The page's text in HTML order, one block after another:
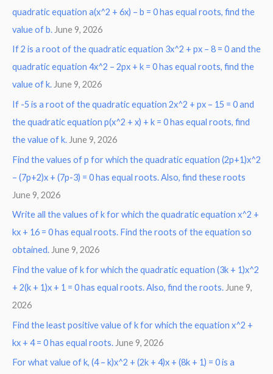
r
:
quadratic equation a(x^2 + 6x) – b = 0 has equal roots, find the
value of b. June 9, 2026
If 2 is a root of the quadratic equation 3x^2 + px – 8 = 0 and the
quadratic equation 4x^2 – 2px + k = 0 has equal roots, find the
value of k. June 9, 2026
If -5 is a root of the quadratic equation 2x^2 + px – 15 = 0 and
the quadratic equation p(x^2 + x) + k = 0 has equal roots, find
the value of k. June 9, 2026
Find the values of p for which the quadratic equation (2p+1)x^2
– (7p+2)x + (7p-3) = 0 has equal roots. Also, find these roots
June 9, 2026
Write all the values of k for which the quadratic equation x^2 +
kx + 16 = 0 has equal roots. Find the roots of the equation so
obtained. June 9, 2026
Find the value of k for which the quadratic equation (3k + 1)x^2
+ 2(k + 1)x + 1 = 0 has equal roots. Also, find the roots. June 9,
2026
Find the least positive value of k for which the equation x^2 +
kx + 4 = 0 has equal roots. June 9, 2026
For what value of k, (4 – k)x^2 + (2k + 4)x + (8k + 1) = 0 is a